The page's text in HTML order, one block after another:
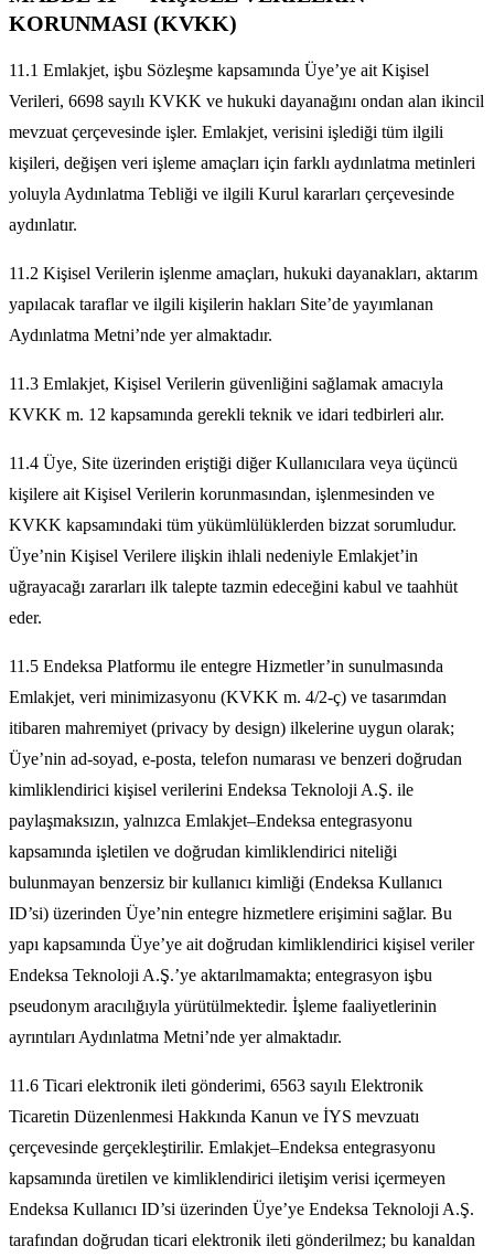
KORUNMASI (KVKK)
11.1 Emlakjet, işbu Sözleşme kapsamında Üye’ye ait Kişisel
Verileri, 6698 sayılı KVKK ve hukuki dayanağını ondan alan ikincil
mevzuat çerçevesinde işler. Emlakjet, verisini işlediği tüm ilgili
kişileri, değişen veri işleme amaçları için farklı aydınlatma metinleri
yoluyla Aydınlatma Tebliği ve ilgili Kurul kararları çerçevesinde
aydınlatır.
11.2 Kişisel Verilerin işlenme amaçları, hukuki dayanakları, aktarım
yapılacak taraflar ve ilgili kişilerin hakları Site’de yayımlanan
Aydınlatma Metni’nde yer almaktadır.
11.3 Emlakjet, Kişisel Verilerin güvenliğini sağlamak amacıyla
KVKK m. 12 kapsamında gerekli teknik ve idari tedbirleri alır.
11.4 Üye, Site üzerinden eriştiği diğer Kullanıcılara veya üçüncü
kişilere ait Kişisel Verilerin korunmasından, işlenmesinden ve
KVKK kapsamındaki tüm yükümlülüklerden bizzat sorumludur.
Üye’nin Kişisel Verilere ilişkin ihlali nedeniyle Emlakjet’in
uğrayacağı zararları ilk talepte tazmin edeceğini kabul ve taahhüt
eder.
11.5 Endeksa Platformu ile entegre Hizmetler’in sunulmasında
Emlakjet, veri minimizasyonu (KVKK m. 4/2-ç) ve tasarımdan
itibaren mahremiyet (privacy by design) ilkelerine uygun olarak;
Üye’nin ad-soyad, e-posta, telefon numarası ve benzeri doğrudan
kimliklendirici kişisel verilerini Endeksa Teknoloji A.Ş. ile
paylaşmaksızın, yalnızca Emlakjet–Endeksa entegrasyonu
kapsamında işletilen ve doğrudan kimliklendirici niteliği
bulunmayan benzersiz bir kullanıcı kimliği (Endeksa Kullanıcı
ID’si) üzerinden Üye’nin entegre hizmetlere erişimini sağlar. Bu
yapı kapsamında Üye’ye ait doğrudan kimliklendirici kişisel veriler
Endeksa Teknoloji A.Ş.’ye aktarılmamakta; entegrasyon işbu
pseudonym aracılığıyla yürütülmektedir. İşleme faaliyetlerinin
ayrıntıları Aydınlatma Metni’nde yer almaktadır.
11.6 Ticari elektronik ileti gönderimi, 6563 sayılı Elektronik
Ticaretin Düzenlenmesi Hakkında Kanun ve İYS mevzuatı
çerçevesinde gerçekleştirilir. Emlakjet–Endeksa entegrasyonu
kapsamında üretilen ve kimliklendirici iletişim verisi içermeyen
Endeksa Kullanıcı ID’si üzerinden Üye’ye Endeksa Teknoloji A.Ş.
tarafından doğrudan ticari elektronik ileti gönderilmez; bu kanaldan